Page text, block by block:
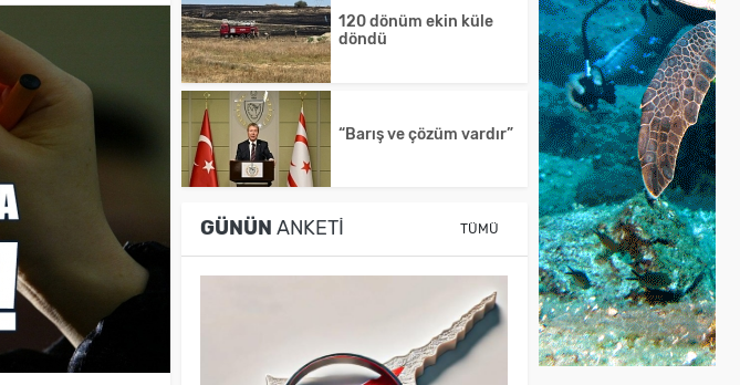
120 dönüm ekin küle
döndü
“Barış ve çözüm vardır”
GÜNÜN ANKETI TÜMÜ